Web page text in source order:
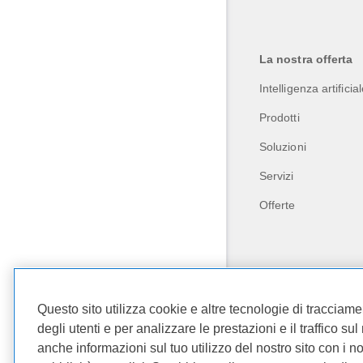
La nostra offerta
Intelligenza
Prodotti
Soluzioni
Servizi
Offerte
Questo sito utilizza cookie e altre tecnologie di
degli utenti e per analizzare le prestazioni e il traffico
anche informazioni sul tuo utilizzo del nostro sito con i